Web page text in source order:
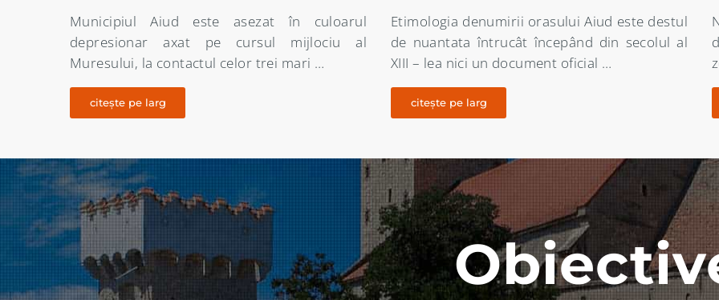
Etimologia denumirii orasului Aiud este destul
de nuantata întrucât începând din secolul al
XIII – lea nici un document oficial …
citește pe larg
Numeroase vestigii arheologice vorbesc
despre existenta unor asezari omenesti în
zona Aiudului înca din Comuna primitiva …
citește pe larg